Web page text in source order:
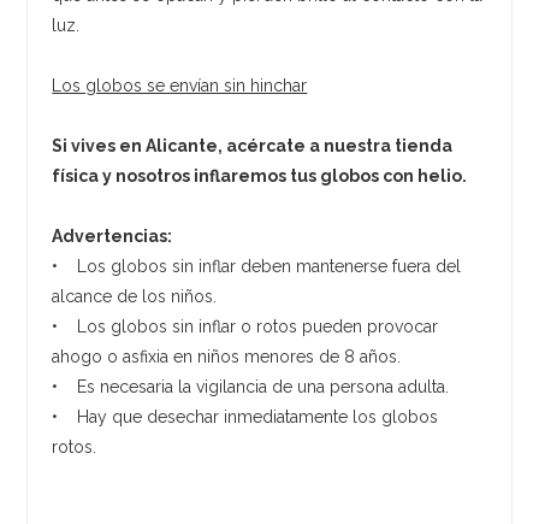
luz.
Los globos se envían sin hinchar
Si vives en Alicante, acércate a nuestra tienda
física y nosotros inflaremos tus globos con helio.
Advertencias:
• Los globos sin inflar deben mantenerse fuera del
alcance de los niños.
• Los globos sin inflar o rotos pueden provocar
ahogo o asfixia en niños menores de 8 años.
• Es necesaria la vigilancia de una persona adulta.
• Hay que desechar inmediatamente los globos
rotos.